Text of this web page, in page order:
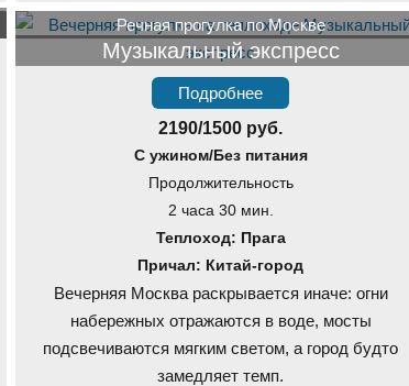
Речная прогулка по Москве
Музыкальный экспресс
Подробнее
2190/1500 руб.
С ужином/Без питания
Продолжительность
2 часа 30 мин.
Теплоход: Прага
Причал: Китай-город
Вечерняя Москва раскрывается иначе: огни
набережных отражаются в воде, мосты
подсвечиваются мягким светом, а город будто
замедляет темп.